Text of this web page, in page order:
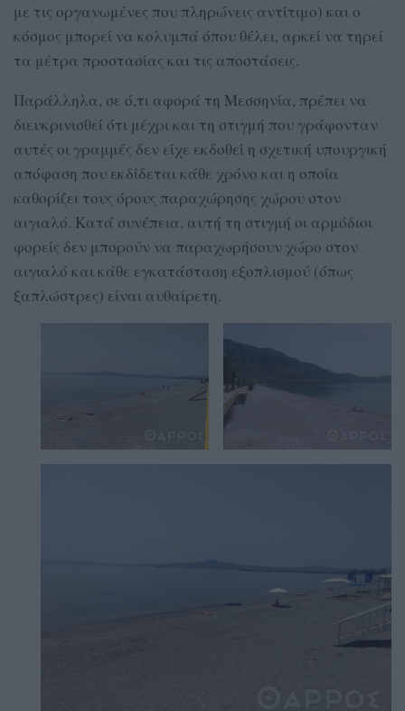
με τις οργανωμένες που πληρώνεις αντίτιμο) και ο
κόσμος μπορεί να κολυμπά όπου θέλει, αρκεί να τηρεί
τα μέτρα προστασίας και τις αποστάσεις.
Παράλληλα, σε ό,τι αφορά τη Μεσσηνία, πρέπει να
διευκρινισθεί ότι μέχρι και τη στιγμή που γράφονταν
αυτές οι γραμμές δεν είχε εκδοθεί η σχετική υπουργική
απόφαση που εκδίδεται κάθε χρόνο και η οποία
καθορίζει τους όρους παραχώρησης χώρου στον
αιγιαλό. Κατά συνέπεια, αυτή τη στιγμή οι αρμόδιοι
φορείς δεν μπορούν να παραχωρήσουν χώρο στον
αιγιαλό και κάθε εγκατάσταση εξοπλισμού (όπως
ξαπλώστρες) είναι αυθαίρετη.